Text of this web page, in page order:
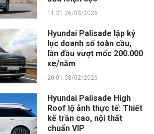
11:31 26/03/2026
Hyundai Palisade lập kỷ
lục doanh số toàn cầu,
lần đầu vượt mốc 200.000
xe/năm
20:01 08/02/2026
Hyundai Palisade High
Roof lộ ảnh thực tế: Thiết
kế trần cao, nội thất
chuẩn VIP